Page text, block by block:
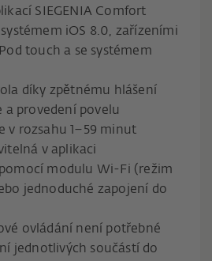
SIEGENIA Comfort
iOS 8.0, zařízeními
touch a se systémem
díky zpětnému hlášení
a provedení povelu
v rozsahu 1–59 minut
v aplikaci
modulu Wi-Fi (režim
jednoduché zapojení do
ovládání není potřebné
jednotlivých součástí do